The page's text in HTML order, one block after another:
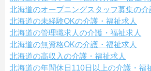
北海道のオープニングスタッフ募集の介
北海道の未経験OKの介護・福祉求人
北海道の管理職求人の介護・福祉求人
北海道の無資格OKの介護・福祉求人
北海道の高収入の介護・福祉求人
北海道の年間休日110日以上の介護・福